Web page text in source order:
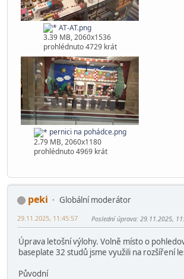
P5.png
3.5 MB, 2060x1536
prohlédnuto 5395 krát
AT-AT.png
pernici na pohádce.png
2.79 MB, 2060x1180